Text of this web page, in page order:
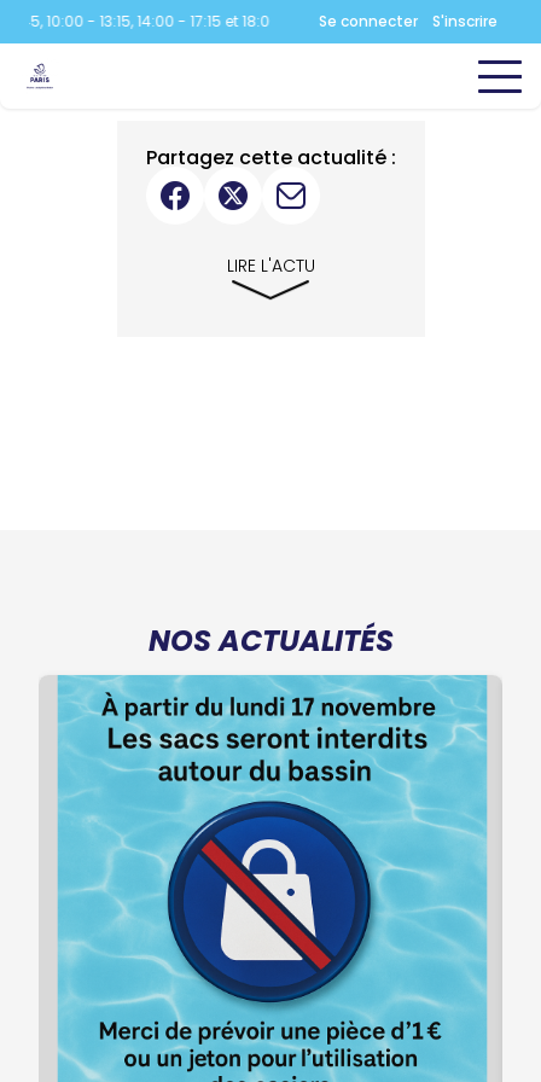
10:00 - 13:15, 14:00 - 17:15 et 18:00 - 21:30 Aquatique 07:00 - 08:45,
Se connecter S'inscrire
Partagez cette actualité :
LIRE L'ACTU
NOS ACTUALITÉS